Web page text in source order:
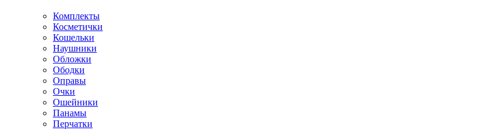
Комплекты
Косметички
Кошельки
Наушники
Обложки
Ободки
Оправы
Очки
Ошейники
Панамы
Перчатки